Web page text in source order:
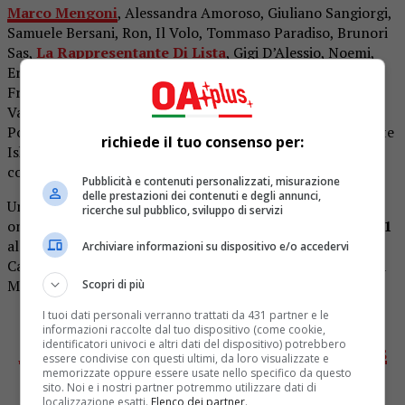
Marco Mengoni, Alessandra Amoroso, Giuliano Sangiorgi,
Samuele Bersani, Ron, Il Volo, Tommaso Paradiso, Brunori
Sas, La Rappresentante Di Lista, Gigi D’Alessio, Noemi,
Ermal Meta, Fabrizio Moro, Marco Masini, Stadio,
Francesco Gabbani, Tosca, Pierdavide Carone, Ornella
Vanoni, Il Piccolo Coro dell’Antoniano, il chitarrista Ricky
Portera, collaboratore storico del cantautore e la cantante
Iskra Menarini, per venticinque anni al suo fianco come
corista.
Un omaggio al grande cantautore bolognese che andrà in
onda questa sera, sabato 6 maggio, in prima serata su
Rai1
alle 21.25, ad undici anni dalla sua scomparsa. Conduce
Carlo Conti con la partecipazione straordinaria di Fiorella
Mannoia.
Clicca qui per seguireOA PLUS su INSTAGRAM
Clicca qui per mettere “Mi piace” allaPAGINA OA PLUS
Clicca qui per iscriverti alGRUPPO OA PLUS
richiede il tuo consenso per:
Pubblicità e contenuti personalizzati, misurazione
delle prestazioni dei contenuti e degli annunci,
ricerche sul pubblico, sviluppo di servizi
Archiviare informazioni su dispositivo e/o accedervi
Scopri di più
I tuoi dati personali verranno trattati da 431 partner e le
informazioni raccolte dal tuo dispositivo (come cookie,
identificatori univoci e altri dati del dispositivo) potrebbero
essere condivise con questi ultimi, da loro visualizzate e
memorizzate oppure essere usate nello specifico da questo
sito. Noi e i nostri partner potremmo utilizzare dati di
localizzazione esatti. Elenco dei partner.